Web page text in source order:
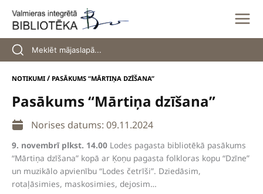
content
NOTIKUMI / PASĀKUMS “MĀRTIŅA DZĪŠANA”
Pasākums “Mārtiņa dzīšana”
Norises datums: 09.11.2024
9. novembrī plkst. 14.00 Lodes pagasta bibliotēkā pasākums
“Mārtiņa dzīšana” kopā ar Ķoņu pagasta folkloras kopu “Dzīne”
un muzikālo apvienību “Lodes četrīši”. Dziedāsim,
rotaļāsimies, maskosimies, dejosim…